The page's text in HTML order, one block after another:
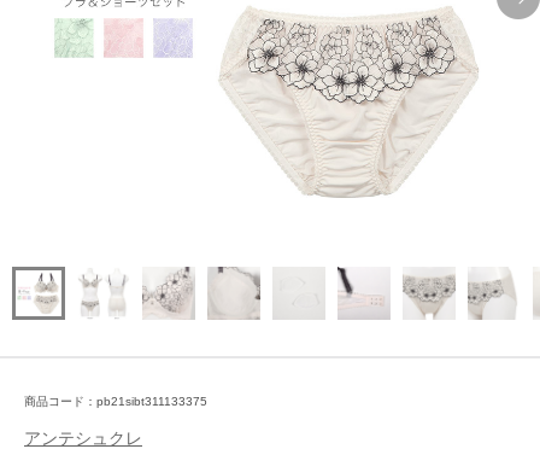
商品コード：pb21sibt311133375
アンテシュクレ